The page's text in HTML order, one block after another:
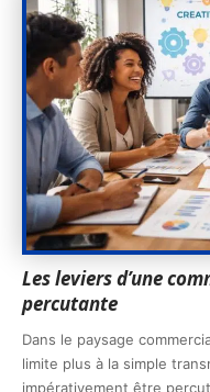
Les leviers d’une
percutante
Dans le paysage
limite plus à la simple
impérativement être